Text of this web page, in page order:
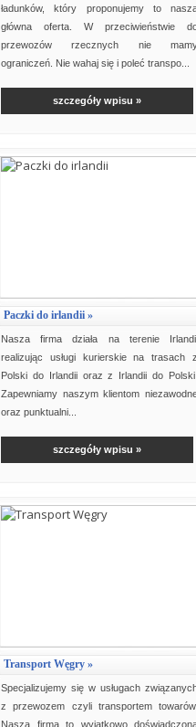
ładunków, który proponujemy to
główna oferta. W przeciwieństwie
przewozów rzecznych nie
ograniczeń. Nie wahaj się i poleć transpo...
szczegóły wpisu »
Paczki do irlandii »
Nasza firma działa na terenie
realizując usługi kurierskie na trasach
Polski do Irlandii oraz z Irlandii do
Zapewniamy naszym klientom
oraz punktualni...
szczegóły wpisu »
Transport Węgry »
Specjalizujemy się w usługach
z przewozem czyli transportem
Nasza firma to wyjątkowo